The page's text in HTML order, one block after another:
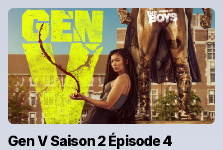
Gen V Saison 2 Épisode 4